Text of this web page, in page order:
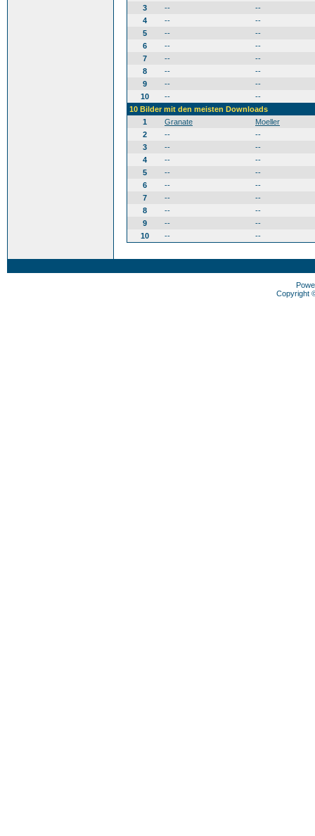
3
--
--
4
--
--
5
--
--
6
--
--
7
--
--
8
--
--
9
--
--
10
--
--
10 Bilder mit den meisten Downloads
1
Granate
Moeller
2
--
--
3
--
--
4
--
--
5
--
--
6
--
--
7
--
--
8
--
--
9
--
--
10
-- --
Copyright